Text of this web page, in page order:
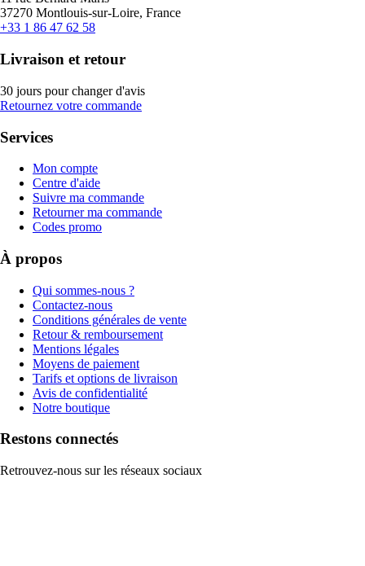
37270 Montlouis-sur-Loire, France
+33 1 86 47 62 58
Livraison et retour
30 jours pour changer d'avis
Retournez votre commande
Services
Mon compte
Centre d'aide
Suivre ma commande
Retourner ma commande
Codes promo
À propos
Qui sommes-nous ?
Contactez-nous
Conditions générales de vente
Retour & remboursement
Mentions légales
Moyens de paiement
Tarifs et options de livraison
Avis de confidentialité
Notre boutique
Restons connectés
Retrouvez-nous sur les réseaux sociaux